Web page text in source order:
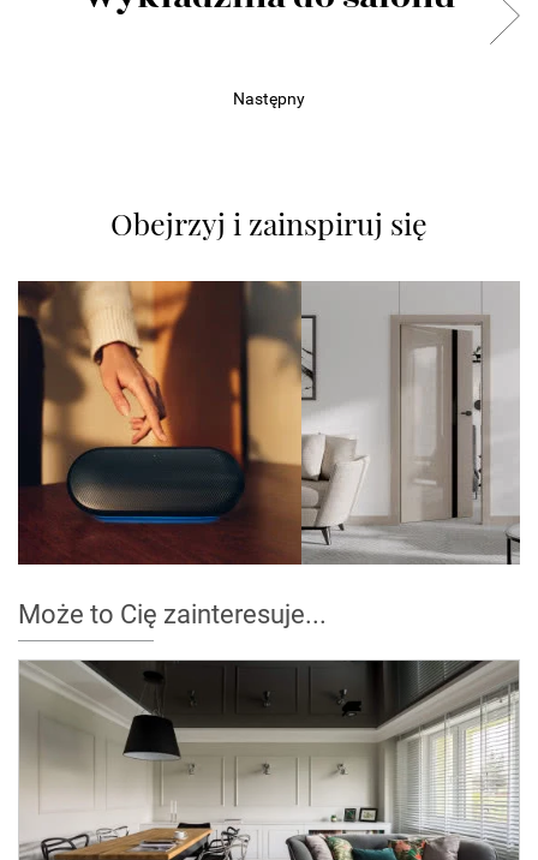
Następny
Obejrzyj i zainspiruj się
Może to Cię zainteresuje...